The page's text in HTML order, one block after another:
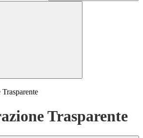
Trasparente